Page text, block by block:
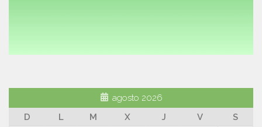
agosto 2026
D
L M X J V
S